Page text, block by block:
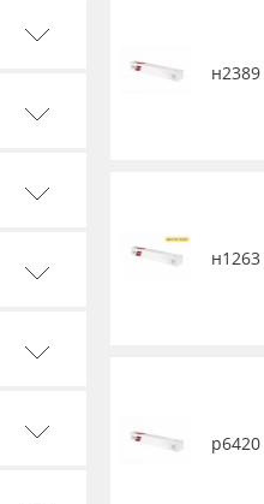
н2389
н1263
р6420